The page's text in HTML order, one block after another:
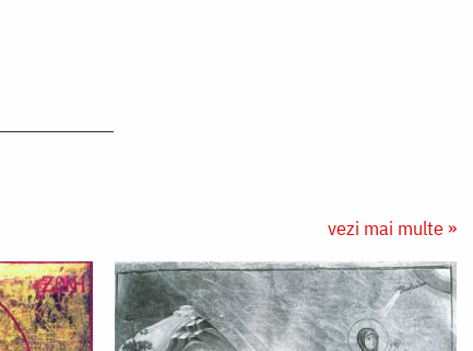
vezi mai multe »